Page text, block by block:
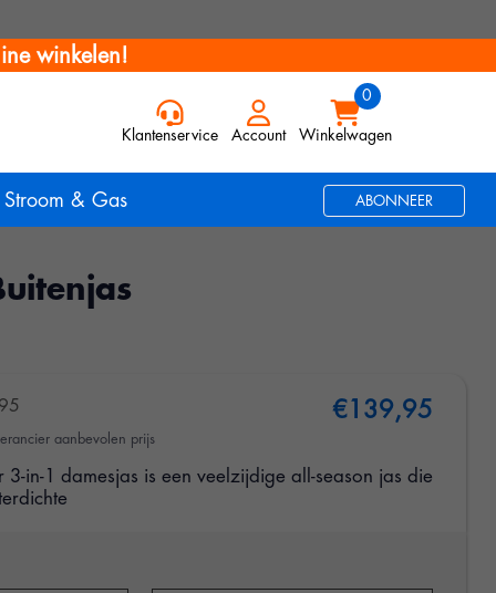
winkelen!
Klantenservice Account Winkelwagen
Stroom & Gas ABONNEER
aanbevolen prijs
€139,95
3-in-1 damesjas is een veelzijdige all-season jas die